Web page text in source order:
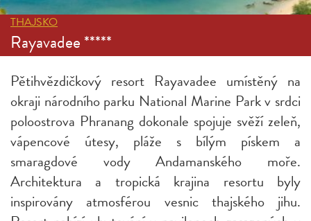
THAJSKO
Rayavadee *****
Pětihvězdičkový resort Rayavadee umístěný na
okraji národního parku National Marine Park v srdci
poloostrova Phranang dokonale spojuje svěží zeleň,
vápencové útesy, pláže s bílým pískem a
smaragdové vody Andamanského moře.
Architektura a tropická krajina resortu byly
inspirovány atmosférou vesnic thajského jihu.